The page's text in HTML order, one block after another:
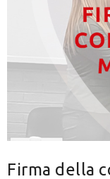
Firma della